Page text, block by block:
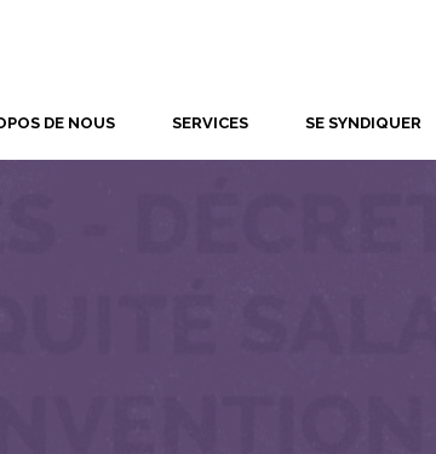
DE NOUS SERVICES SE SYNDIQUER